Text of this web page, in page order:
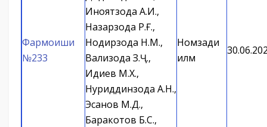
Фармоиши
№233
Иноятзода А.И.,
Назарзода Р.Ғ.,
Нодирзода Н.М.,
Вализода З.Ҷ.,
Идиев М.Х.,
Нуриддинзода А.Н.,
Эсанов М.Д.,
Баракотов Б.С.,
Номзади
илм